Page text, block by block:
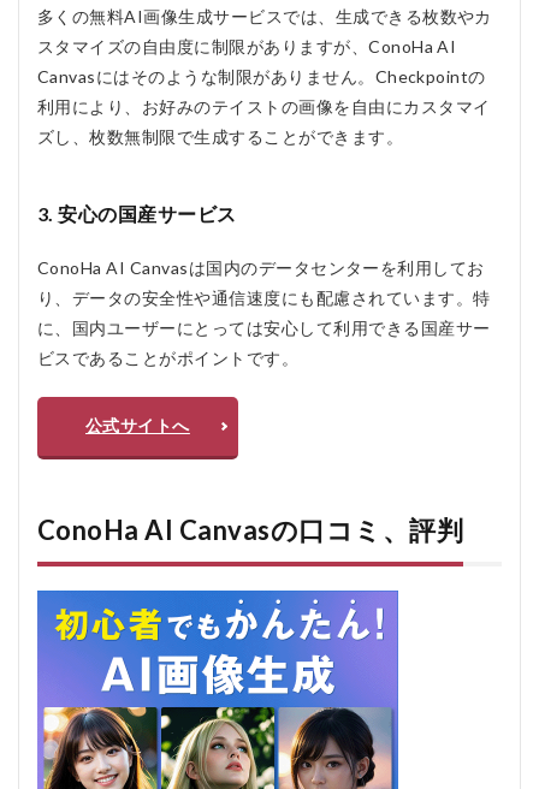
4.2.1
おすす
めする
人
4.2.2
おすす
5
AI
Canvas
のよく
ある質
問疑問
5.2.1
Q1:
ConoHa
は無料
できま
すか？
5.2.2
Q2: 生
成され
た画像
の著作
権はど
うなり
ます
多くの無料AI画像生成サービスでは、生成できる枚数やカ
スタマイズの自由度に制限がありますが、ConoHa AI
Canvasにはそのような制限がありません。Checkpointの
利用により、お好みのテイストの画像を自由にカスタマイ
ズし、枚数無制限で生成することができます。
3. 安心の国産サービス
ConoHa AI Canvasは国内のデータセンターを利用してお
り、データの安全性や通信速度にも配慮されています。特
に、国内ユーザーにとっては安心して利用できる国産サー
ビスであることがポイントです。
公式サイトへ
ConoHa AI Canvasの口コミ、評判